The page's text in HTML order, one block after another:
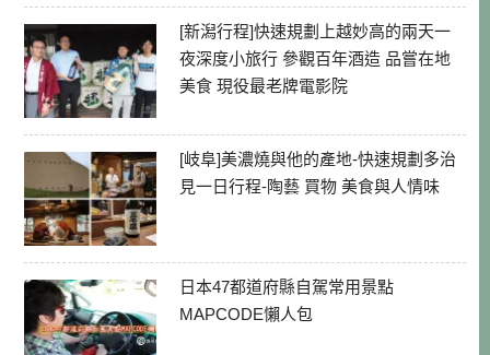
[新潟行程]快速規劃上越妙高的兩天一
夜深度小旅行 參觀百年酒造 品嘗在地
美食 現役最老牌電影院
[岐阜]美濃燒與他的產地-快速規劃多治
見一日行程-陶藝 買物 美食與人情味
日本47都道府縣自駕常用景點
MAPCODE懶人包